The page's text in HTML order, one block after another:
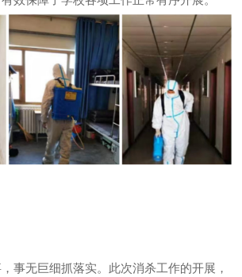
事无巨细抓落实。此次消杀工作的开展，